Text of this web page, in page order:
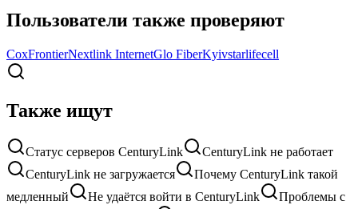
Пользователи также проверяют
CoxFrontierNextlink InternetGlo FiberKyivstarlifecell
Также ищут
Статус серверов CenturyLink
CenturyLink не работает
CenturyLink не загружается
Почему CenturyLink такой
медленный
Не удаётся войти в CenturyLink
Проблемы с